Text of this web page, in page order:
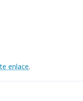
enlace.